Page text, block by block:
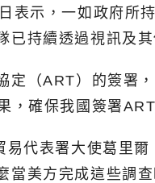
表示，一如政府所
持續透過視訊及
定（ART）的簽署
確保我國簽署
代表署大使葛里
當美方完成這些調